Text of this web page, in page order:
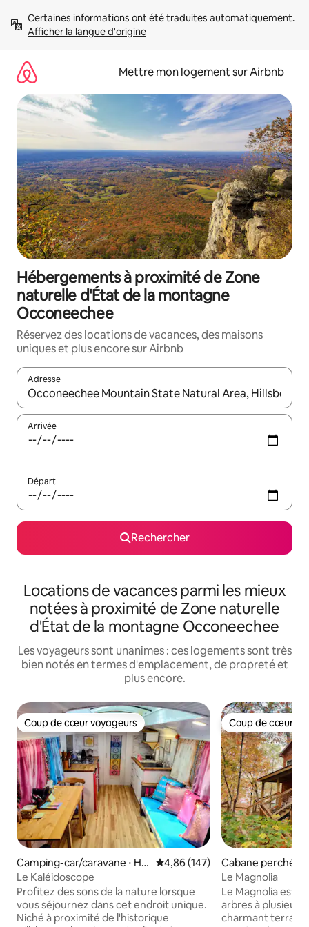
directement
Afficher la langue d'origine
Mettre mon logement sur Airbnb
Hébergements à proximité de Zone
naturelle d'État de la montagne
Occoneechee
Réservez des locations de vacances, des maisons
uniques et plus encore sur Airbnb
Adresse
Lorsque les résultats s'affichent, utilisez les flèches vers le
Arrivée
Départ
Rechercher
Locations de vacances parmi les mieux
notées à proximité de Zone naturelle
d'État de la montagne Occoneechee
Les voyageurs sont unanimes : ces logements sont très
bien notés en termes d'emplacement, de propreté et
plus encore.
Coup de cœur voyageurs
Coup de cœur voyageurs
Camping-car/caravane ⋅ Hill
sborough
Évaluation moyenne sur la
4,86 (147)
Le Kaléidoscope
Profitez des sons de la nature lorsque
vous séjournez dans cet endroit unique.
Niché à proximité de l'historique
Coup de cœur
Coup de cœur
Cabane perchée
ugh
Le Magnolia
Le Magnolia est
arbres à
charmant terrain